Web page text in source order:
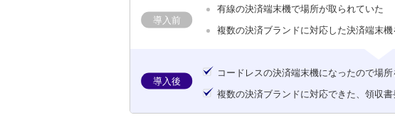
導入前
有線の決済端末機で場所が取られていた
複数の決済ブランドに対応した決済端末
導入後
コードレスの決済端末機になったので場
複数の決済ブランドに対応できた、領収